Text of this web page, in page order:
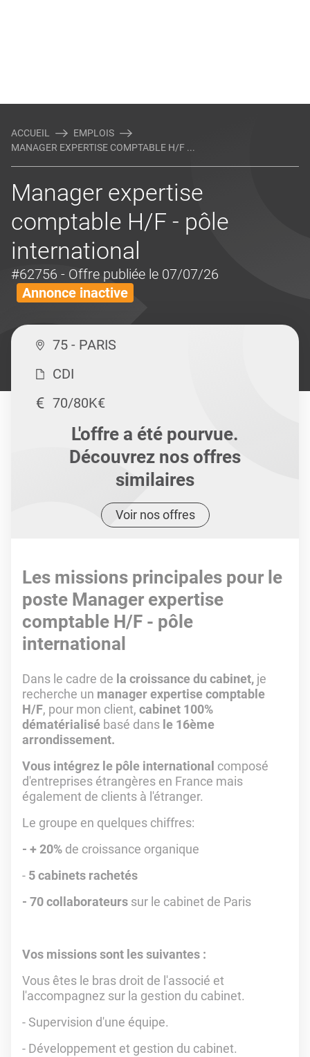
ACCUEIL
EMPLOIS
MANAGER EXPERTISE COMPTABLE H/F ...
Manager expertise
comptable H/F - pôle
international
#62756 - Offre publiée le 07/07/26
Annonce inactive
75 - PARIS
CDI
70/80K€
L'offre a été pourvue.
Découvrez nos offres
similaires
Voir nos offres
Les missions principales pour le
poste Manager expertise
comptable H/F - pôle
international
Dans le cadre de la croissance du cabinet, je
recherche un manager expertise comptable
H/F, pour mon client, cabinet 100%
dématérialisé basé dans le 16ème
arrondissement.
Vous intégrez le pôle international composé
d'entreprises étrangères en France mais
également de clients à l'étranger.
Le groupe en quelques chiffres:
- + 20% de croissance organique
- 5 cabinets rachetés
- 70 collaborateurs sur le cabinet de Paris
Vos missions sont les suivantes :
Vous êtes le bras droit de l'associé et
l'accompagnez sur la gestion du cabinet.
- Supervision d'une équipe.
- Développement et gestion du cabinet.